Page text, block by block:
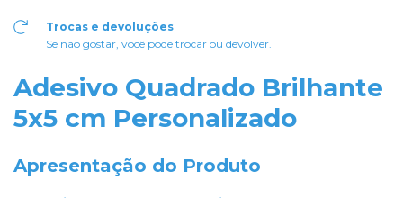
Trocas e devoluções
Se não gostar, você pode trocar ou devolver.
Adesivo Quadrado Brilhante
5x5 cm Personalizado
Apresentação do Produto